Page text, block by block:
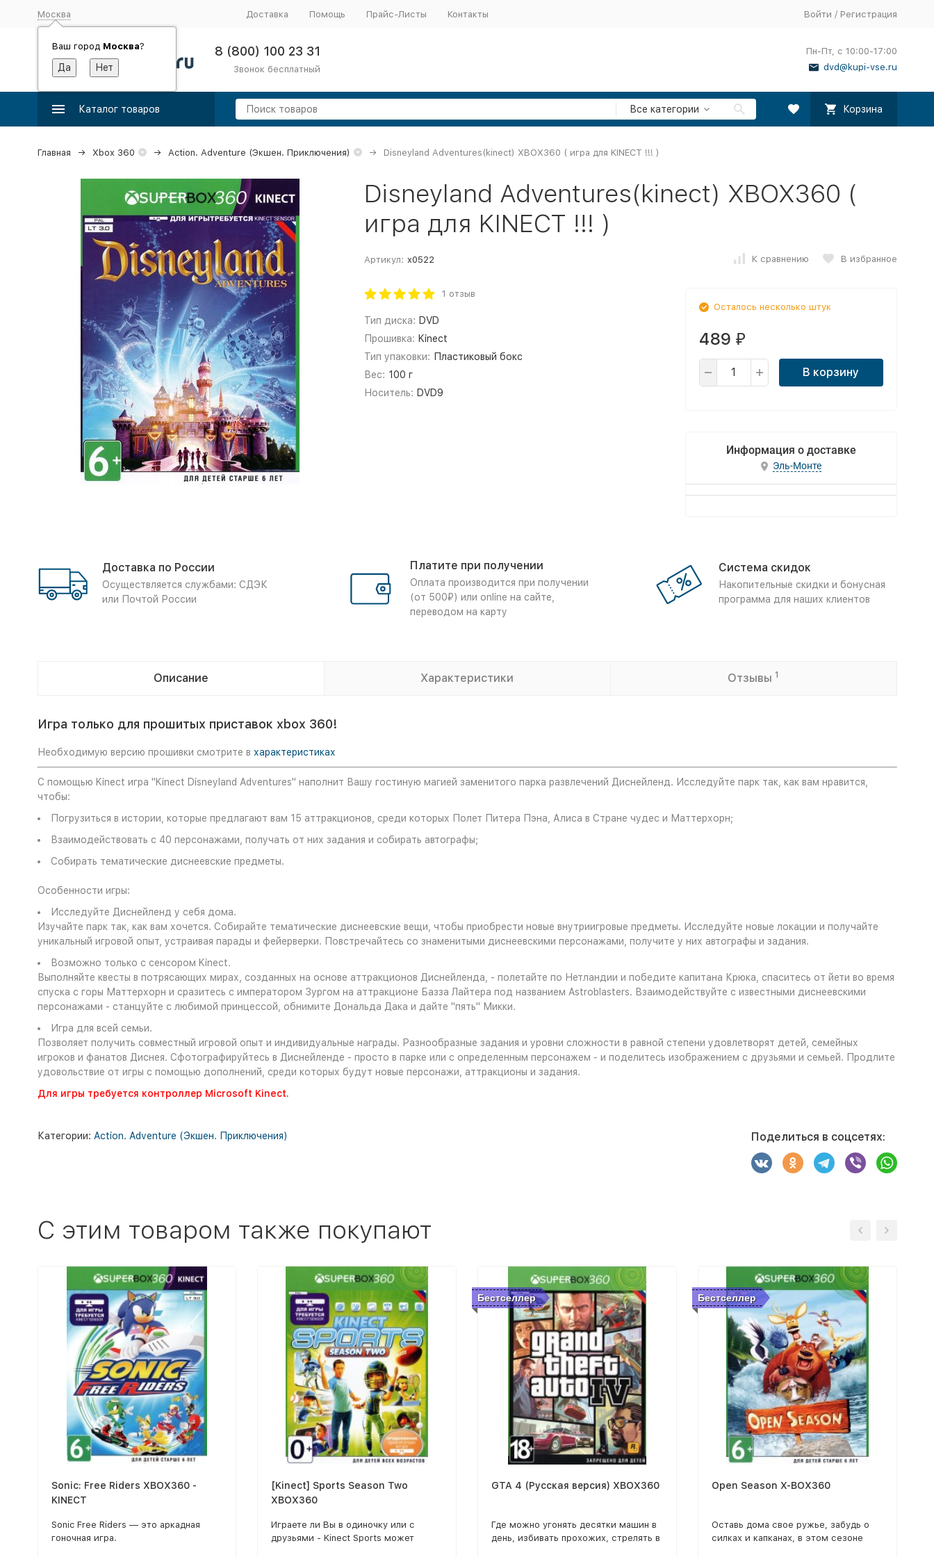
Москва
Ваш город Москва?
Доставка Помощь Прайс-Листы Контакты Войти / Регистрация
8 (800) 100 23 31
Звонок бесплатный
Пн-Пт, с 10:00-17:00
dvd@kupi-vse.ru
Каталог товаров Все категории Корзина
Главная Xbox 360 Action. Adventure (Экшен. Приключения) Disneyland Adventures(kinect) XBOX360 ( игра для KINECT !!! )
Disneyland Adventures(kinect) XBOX360 (
игра для KINECT !!! )
Артикул: x0522 К сравнению В избранное
1 отзыв
Тип диска: DVD
Прошивка: Kinect
Тип упаковки: Пластиковый бокс
Вес: 100 г
Носитель: DVD9
Осталось несколько штук
489 ₽
В корзину
Информация о доставке
Эль-Монте
Доставка по России
Осуществляется службами: СДЭК
или Почтой России
Платите при получении
Оплата производится при получении
(от 500₽) или online на сайте,
переводом на карту
Система скидок
Накопительные скидки и бонусная
программа для наших клиентов
Описание Характеристики Отзывы 1
Игра только для прошитых приставок xbox 360!
Необходимую версию прошивки смотрите в характеристиках
C помощью Kinect игра "Kinect Disneyland Adventures" наполнит Вашу гостиную магией заменитого парка развлечений Диснейленд. Исследуйте парк так, как вам нравится,
чтобы:
Погрузиться в истории, которые предлагают вам 15 аттракционов, среди которых Полет Питера Пэна, Алиса в Стране чудес и Маттерхорн;
Взаимодействовать с 40 персонажами, получать от них задания и собирать автографы;
Собирать тематические диснеевские предметы.
Особенности игры:
Исследуйте Диснейленд у себя дома.
Изучайте парк так, как вам хочется. Собирайте тематические диснеевские вещи, чтобы приобрести новые внутриигровые предметы. Исследуйте новые локации и получайте
уникальный игровой опыт, устраивая парады и фейерверки. Повстречайтесь со знаменитыми диснеевскими персонажами, получите у них автографы и задания.
Возможно только с сенсором Kinect.
Выполняйте квесты в потрясающих мирах, созданных на основе аттракционов Диснейленда, - полетайте по Нетландии и победите капитана Крюка, спаситесь от йети во время
спуска с горы Маттерхорн и сразитесь с императором Зургом на аттракционе Базза Лайтера под названием Astroblasters. Взаимодействуйте с известными диснеевскими
персонажами - станцуйте с любимой принцессой, обнимите Дональда Дака и дайте "пять" Микки.
Игра для всей семьи.
Позволяет получить совместный игровой опыт и индивидуальные награды. Разнообразные задания и уровни сложности в равной степени удовлетворят детей, семейных
игроков и фанатов Диснея. Сфотографируйтесь в Диснейленде - просто в парке или с определенным персонажем - и поделитесь изображением с друзьями и семьей. Продлите
удовольствие от игры с помощью дополнений, среди которых будут новые персонажи, аттракционы и задания.
Для игры требуется контроллер Microsoft Kinect.
Категории: Action. Adventure (Экшен. Приключения) Поделиться в соцсетях:
C этим товаром также покупают
Sonic: Free Riders XBOX360 -
KINECT
Sonic Free Riders — это аркадная
гоночная игра.
[Kinect] Sports Season Two
XBOX360
Играете ли Вы в одиночку или с
друзьями - Kinect Sports может
Бестселлер
GTA 4 (Русская версия) XBOX360
Где можно угонять десятки машин в
день, избивать прохожих, стрелять в
Бестселлер
Open Season X-BOX360
Оставь дома свое ружье, забудь о
силках и капканах, в этом сезоне